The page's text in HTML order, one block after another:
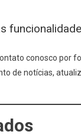
conosco por
de notícias,